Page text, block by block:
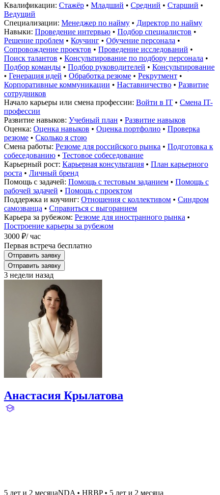
Квалификации: Стажёр • Младший • Средний • Старший •
Ведущий
Специализации: Менеджер по найму • Директор по найму
Навыки: Проведение интервью • Подбор специалистов •
Решение проблем • Коучинг • Обучение персонала •
Сопровождение проектов • Проведение исследований •
Поиск талантов • Консультирование по подбору персонала •
Подбор команды • Подбор руководителей • Консультирование
• Генерация идей • Обработка резюме • Рекрутмент •
Корпоративные коммуникации • Наставничество • Развитие
сотрудников
Начало карьеры или смена профессии: Войти в IT • Смена IT-
профессии
Развитие навыков: Учебный план • Развитие навыков
Оценка: Оценка навыков • Оценка портфолио • Проверка
резюме • Сколько я стою
Смена работы: Резюме для российского рынка • Подготовка к
собеседованию • Тестовое собеседование
Карьерный рост: Карьерная консультация • План карьерного
роста • Личный бренд
Помощь с задачей: Помощь с тестовым заданием • Помощь с
рабочей задачей • Помощь с проектом
Поддержка и коучинг: Отношения с коллективом • Синдром
самозванца • Справиться с выгоранием
Карьера за рубежом: Резюме для иностранного рынка •
Построение карьеры за рубежом
3000 ₽/ час
Первая встреча бесплатно
Отправить заявку
Отправить заявку
3 недели назад
Анастасия Крылатова
5 лет и 2 месяцаNDA • HRBP• 5 лет и 2 месяца